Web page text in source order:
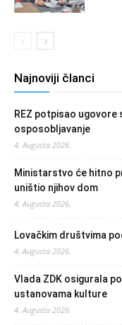
Najnoviji članci
REZ potpisao
osposobljavanje
4. Augusta 2026.
Ministarstvo će hitno
uništio njihov dom
4. Augusta 2026.
Lovačkim društvima
4. Augusta 2026.
Vlada ZDK osigurala
ustanovama kulture
4. Augusta 2026.